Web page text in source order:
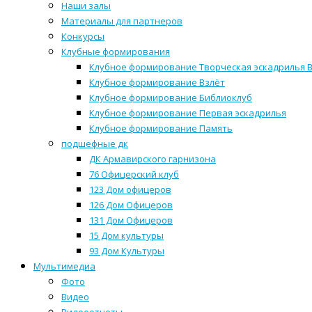
Наши залы
Материалы для партнеров
Конкурсы
Клубные формирования
Клубное формирование Творческая эскадрилья
Клубное формирование Взлёт
Клубное формирование Библиоклуб
Клубное формирование Первая эскадрилья
Клубное формирование Память
подшефные дк
ДК Армавирского гарнизона
76 Офицерский клуб
123 Дом офицеров
126 Дом Офицеров
131 Дом Офицеров
15 Дом культуры
93 Дом Культуры
Мультимедиа
Фото
Видео